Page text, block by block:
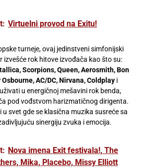
Virtuelni provod na Exitu!
turneje, ovaj jedinstveni simfonijski
izvešće rok hitove izvođača kao što su:
Scorpions, Queen, Aerosmith, Bon
AC/DC, Nirvana, Coldplay i
u energičnoj mešavini rok benda,
pod vođstvom harizmatičnog dirigenta.
u svet gde se klasična muzika susreće sa
sinergiju zvuka i emocija.
Nova imena Exit festivala!, The
Mika, Placebo, Missy Elliott